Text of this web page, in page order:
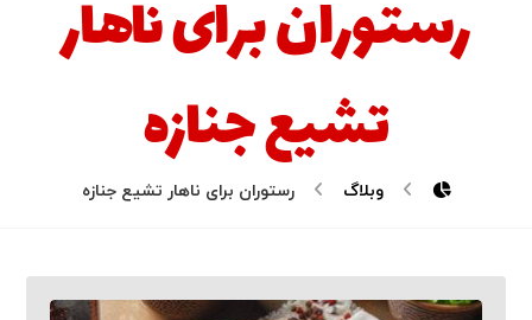
رستوران برای ناهار
تشیع جنازه
وبلاگ رستوران برای ناهار تشیع جنازه